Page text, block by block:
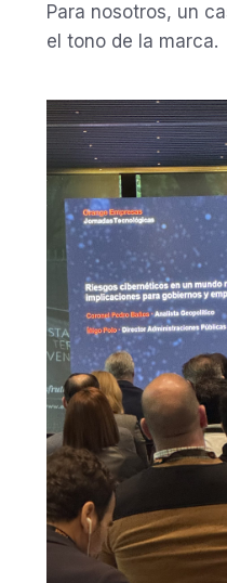
Para nosotros, un
el tono de la marca.